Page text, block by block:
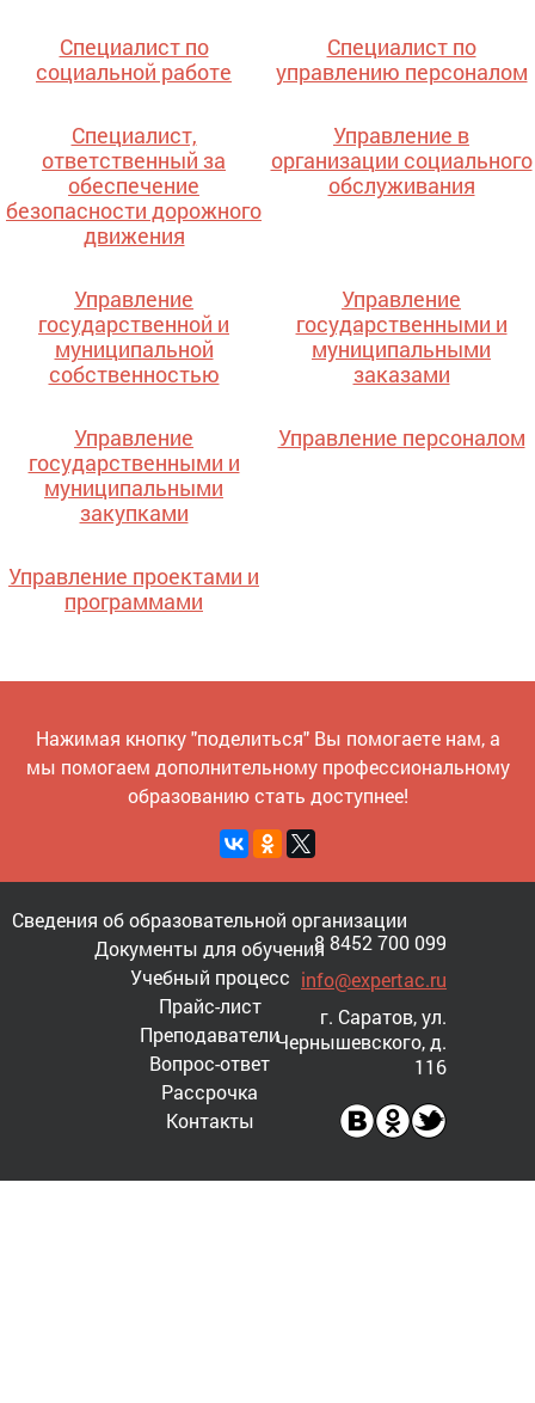
Специалист по
социальной работе
Специалист по
управлению персоналом
Специалист,
ответственный за
обеспечение
безопасности дорожного
движения
Управление в
организации социального
обслуживания
Управление
государственной и
муниципальной
собственностью
Управление
государственными и
муниципальными
заказами
Управление
государственными и
муниципальными
закупками
Управление персоналом
Управление проектами и
программами
Нажимая кнопку "поделиться" Вы помогаете нам, а
мы помогаем дополнительному профессиональному
образованию стать доступнее!
Сведения об образовательной организации
Документы для обучения
Учебный процесс
Прайс-лист
Преподаватели
Вопрос-ответ
Рассрочка
Контакты
8 8452 700 099
info@expertac.ru
г. Саратов, ул.
Чернышевского, д.
116